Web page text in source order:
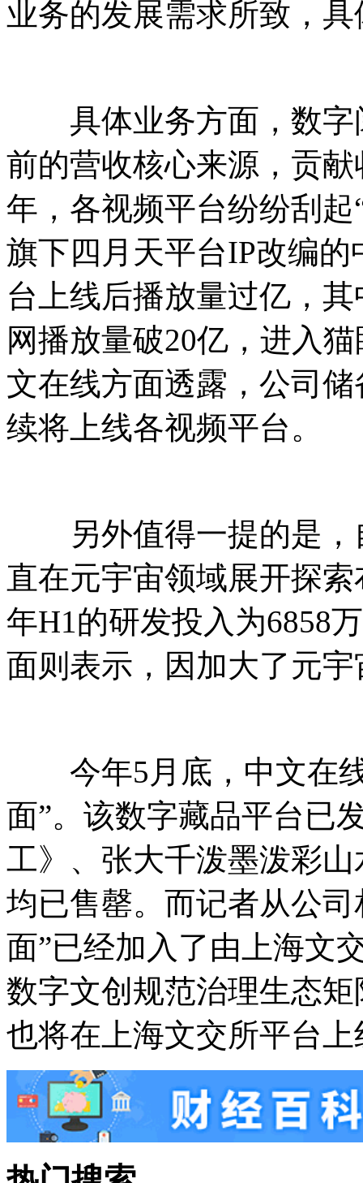
业务的发展需求所致，
具体业务方面，数字
前的营收核心来源，贡
年，各视频平台纷纷刮
旗下四月天平台IP改编
台上线后播放量过亿，
网播放量破20亿，进入
文在线方面透露，公司
续将上线各视频平台。
另外值得一提的是，
直在元宇宙领域展开探
年H1的研发投入为6858
面则表示，因加大了元
今年5月底，中文在线
面”。该数字藏品平台已
工》、张大千泼墨泼彩
均已售罄。而记者从公
面”已经加入了由上海文
数字文创规范治理生态
也将在上海文交所平台